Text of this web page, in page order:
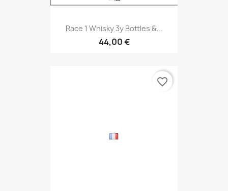
Race 1 Whisky 3y Bottles &...
44,00 €
favorite_border